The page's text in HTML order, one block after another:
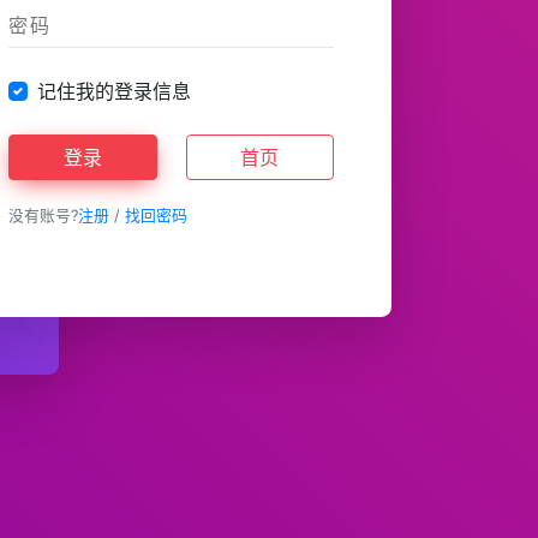
记住我的登录信息
登录 首页
没有账号?注册 /找回密码